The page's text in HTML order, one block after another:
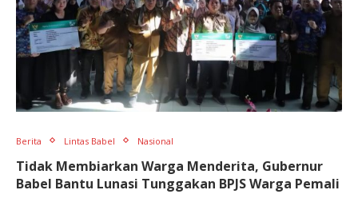
Berita Lintas Babel Nasional
Tidak Membiarkan Warga Menderita, Gubernur
Babel Bantu Lunasi Tunggakan BPJS Warga Pemali